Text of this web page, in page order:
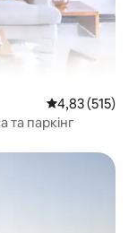
Середня
4,83 (515)
та паркінг